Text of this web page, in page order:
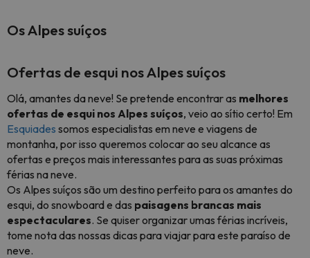
Os Alpes suíços
Ofertas de esqui nos Alpes suíços
Olá, amantes da neve! Se pretende encontrar as melhores
ofertas de esqui nos Alpes suíços, veio ao sítio certo! Em
Esquiades somos especialistas em neve e viagens de
montanha, por isso queremos colocar ao seu alcance as
ofertas e preços mais interessantes para as suas próximas
férias na neve.
Os Alpes suíços são um destino perfeito para os amantes do
esqui, do snowboard e das paisagens brancas mais
espectaculares. Se quiser organizar umas férias incríveis,
tome nota das nossas dicas para viajar para este paraíso de
neve.